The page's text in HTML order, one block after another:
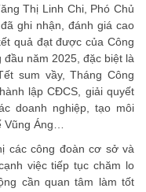
Thị Linh Chi, Phó Chủ
ghi nhận, đánh giá cao
quả đạt được của Công
năm 2025, đặc biệt là
sum vầy, Tháng Công
lập CĐCS, giải quyết
doanh nghiệp, tạo môi
Áng…
các công đoàn cơ sở và
việc tiếp tục chăm lo
cần quan tâm làm tốt